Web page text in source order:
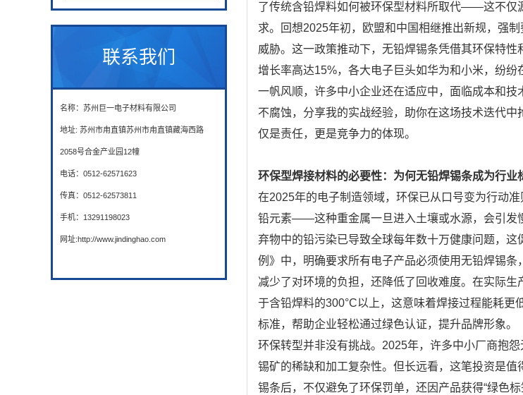
联系我们
名称：苏州巨一电子材料有限公司
地址: 苏州市甪直镇苏州市甪直镇藏海西路
2058号合金产业园12幢
电话：0512-62571623
传真：0512-62573811
手机：13291198023
网址:http://www.jindinghao.com
了传统含铅焊料如何被环保型材料所取代——这不仅
求。回想2025年初，欧盟和中国相继推出新规，强
威胁。这一政策推动下，无铅焊锡条凭借其环保特
增长率高达15%，各大电子巨头如华为和小米，纷
一帆风顺，许多中小企业还在适应中，面临成本和
不腐蚀，分享我的实战经验，助你在这场技术迭代
仅是责任，更是竞争力的体现。
环保型焊接材料的必要性：为何无铅焊锡条成为行业
在2025年的电子制造领域，环保已从口号变为行动
铅元素——这种重金属一旦进入土壤或水源，会引发
弃物中的铅污染已导致全球每年数十万健康问题，
例》中，明确要求所有电子产品必须使用无铅焊锡
减少了对环境的负担，还降低了回收难度。在实际
于含铅焊料的300°C以上，这意味着焊接过程能耗
标准，帮助企业轻松通过绿色认证，提升品牌形象。
环保转型并非没有挑战。2025年，许多中小厂商抱
锡矿的稀缺和加工复杂性。但长远看，这笔投资是
锡条后，不仅避免了环保罚单，还因产品获得“绿色